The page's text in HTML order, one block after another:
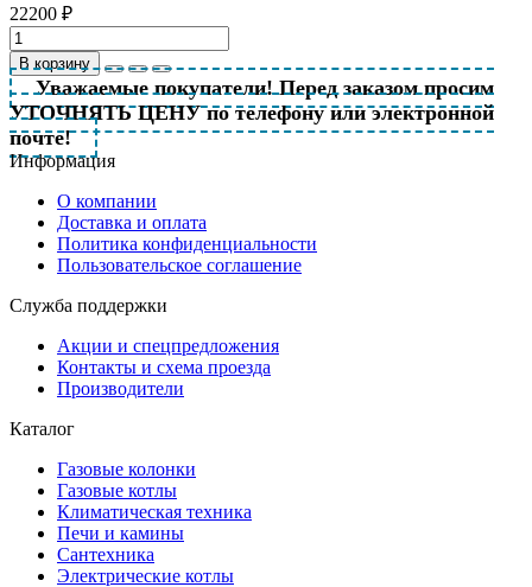
22200 ₽
В корзину
Уважаемые покупатели! Перед заказом просим
УТОЧНЯТЬ ЦЕНУ по телефону или электронной
почте!
Информация
О компании
Доставка и оплата
Политика конфиденциальности
Пользовательское соглашение
Служба поддержки
Акции и спецпредложения
Контакты и схема проезда
Производители
Каталог
Газовые колонки
Газовые котлы
Климатическая техника
Печи и камины
Сантехника
Электрические котлы